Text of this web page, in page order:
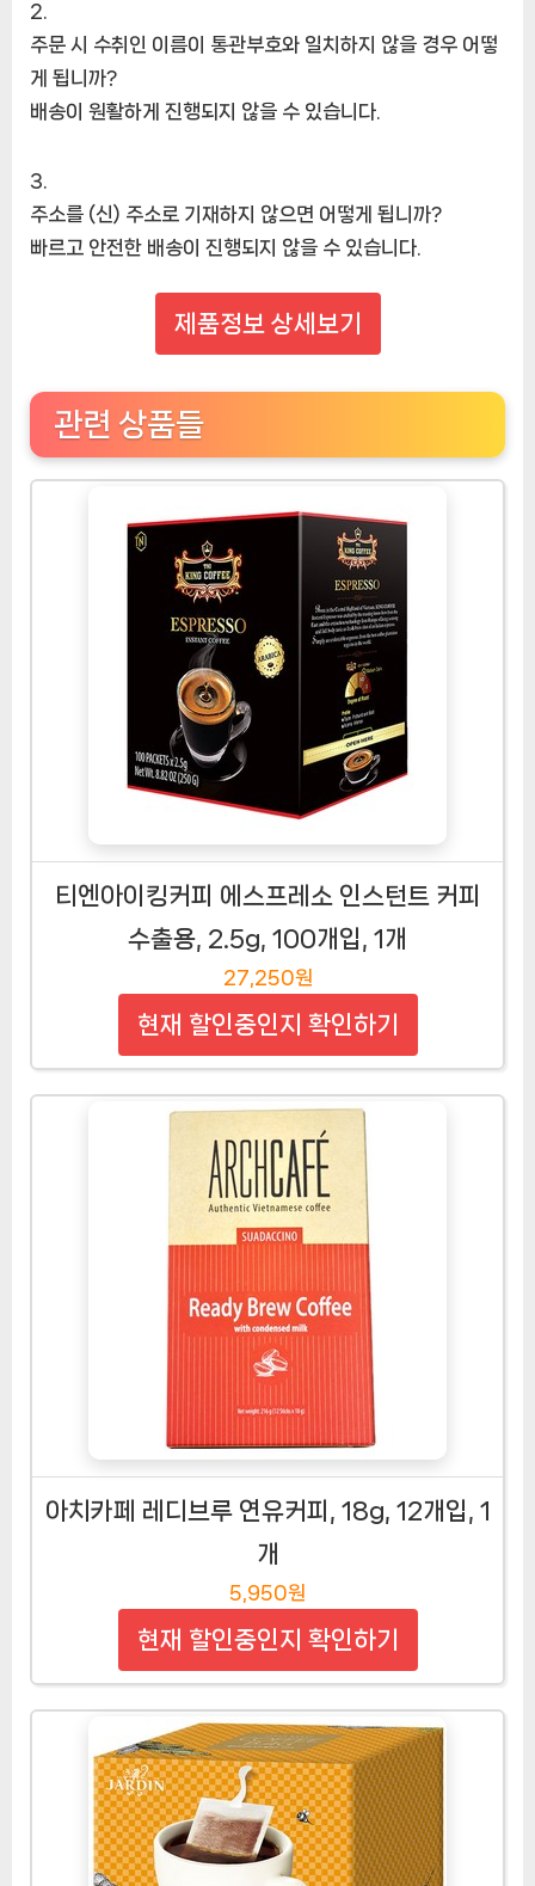
주문 시 수취인 이름이 통관부호와 일치하지 않을 경우 어떻
게 됩니까?
배송이 원활하게 진행되지 않을 수 있습니다.
주소를 (신) 주소로 기재하지 않으면 어떻게 됩니까?
빠르고 안전한 배송이 진행되지 않을 수 있습니다.
제품정보 상세보기
관련 상품들
티엔아이킹커피 에스프레소 인스턴트 커피
수출용, 2.5g, 100개입, 1개
27,250원
현재 할인중인지 확인하기
아치카페 레디브루 연유커피, 18g, 12개입, 1
개
5,950원
현재 할인중인지 확인하기